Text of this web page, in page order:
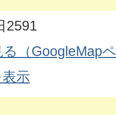
2591
（GoogleMap
示